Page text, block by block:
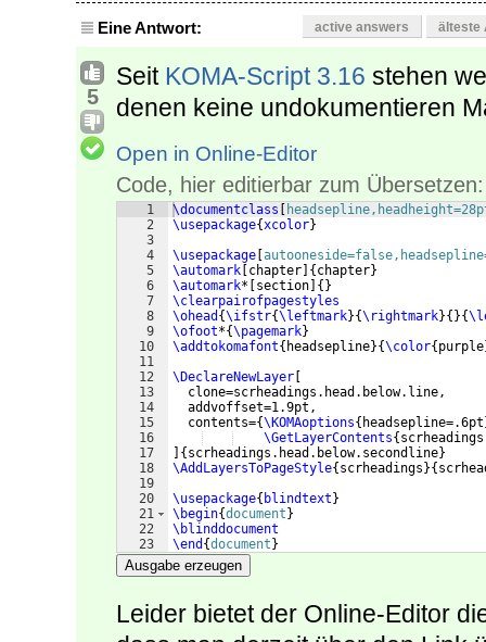
Eine Antwort: active answers älteste
5
Seit KOMA-Script 3.16 stehen
denen keine undokumentieren
Open in Online-Editor
Code, hier editierbar zum Übersetzen:
1
2
3
4
5
6
7
8
9
10
11
12
13
14
15
16
17
18
19
20
21
22
23
\documentclass
\usepackage{xcolor}
\usepackage
\automark chapter { chapter}
\automark* section { }
\clearpairofpagestyles
\ohead {\ifstr{\leftmark}{\rightmark}{ }{
\ofoot*{\pagemark}
\addtokomafont{ headsepline}{\color{ purple
\DeclareNewLayer
  clone=scrheadings.head.below.line,
  addvoffset=1.9pt,
  contents=
{\KOMAoptions{ headsepline=.6pt
\GetLayerContents{
{ scrheadings.head.below.secondline}
\AddLayersToPageStyle{ scrheadings }{
\usepackage{ blindtext }
\begin{document }
\blinddocument
\end {document }
Ausgabe erzeugen
Leider bietet der Online-Editor